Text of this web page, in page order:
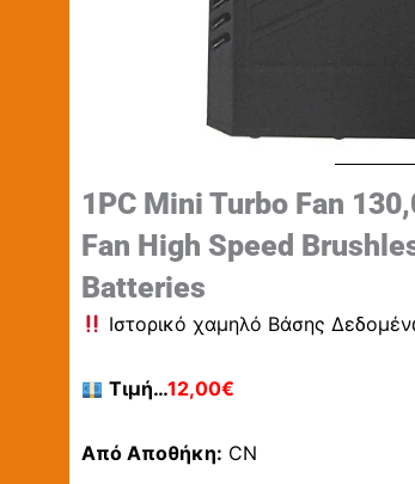
1PC Mini Turbo Fan
Fan High Speed
Batteries
Ιστορικό χαμηλό Βάσης
Τιμή…12,00€
Από Αποθήκη: CN